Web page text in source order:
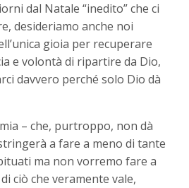
dal Natale “inedito” che ci
desideriamo anche noi
gioia per recuperare
e volontà di ripartire da Dio,
davvero perché solo Dio dà
– che, purtroppo, non dà
a fare a meno di tante
ma non vorremo fare a
ciò che veramente vale,